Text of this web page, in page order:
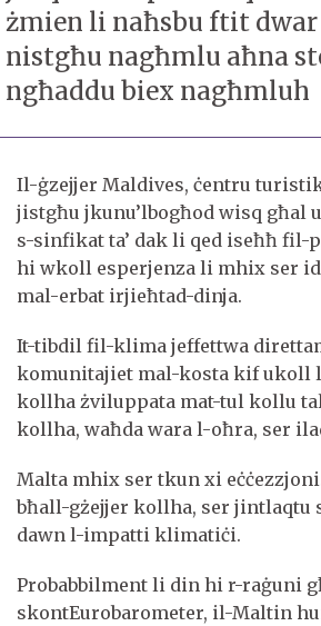
żmien li naħsbu ftit
nistgħu nagħmlu aħna
ngħaddu biex nagħmluh
Il-ġzejjer Maldives, ċentru
jistgħu jkunu’lbogħod wisq għal
s-sinfikat ta’ dak li qed iseħħ fil-
hi wkoll esperjenza li mhix ser
mal-erbat irjieħtad-dinja.
It-tibdil fil-klima jeffettwa
komunitajiet mal-kosta kif ukoll
kollha żviluppata mat-tul kollu
kollha, waħda wara l-oħra, ser
Malta mhix ser tkun xi
bħall-gżejjer kollha, ser jintlaqtu
dawn l-impatti klimatiċi.
Probabbilment li din hi r-raġuni
skontEurobarometer, il-Maltin